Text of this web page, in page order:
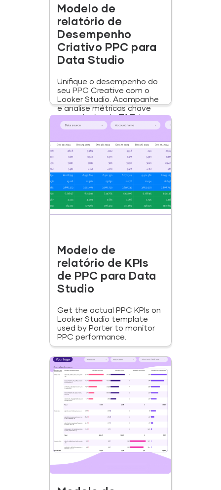
Modelo de
relatório de
Desempenho
Criativo PPC para
Data Studio
Unifique o desempenho do
seu PPC Creative com o
Looker Studio. Acompanhe
e analise métricas chave
em anúncios do TikTok,...
Modelo de
relatório de KPIs
de PPC para Data
Studio
Get the actual PPC KPIs on
Looker Studio template
used by Porter to monitor
PPC performance.